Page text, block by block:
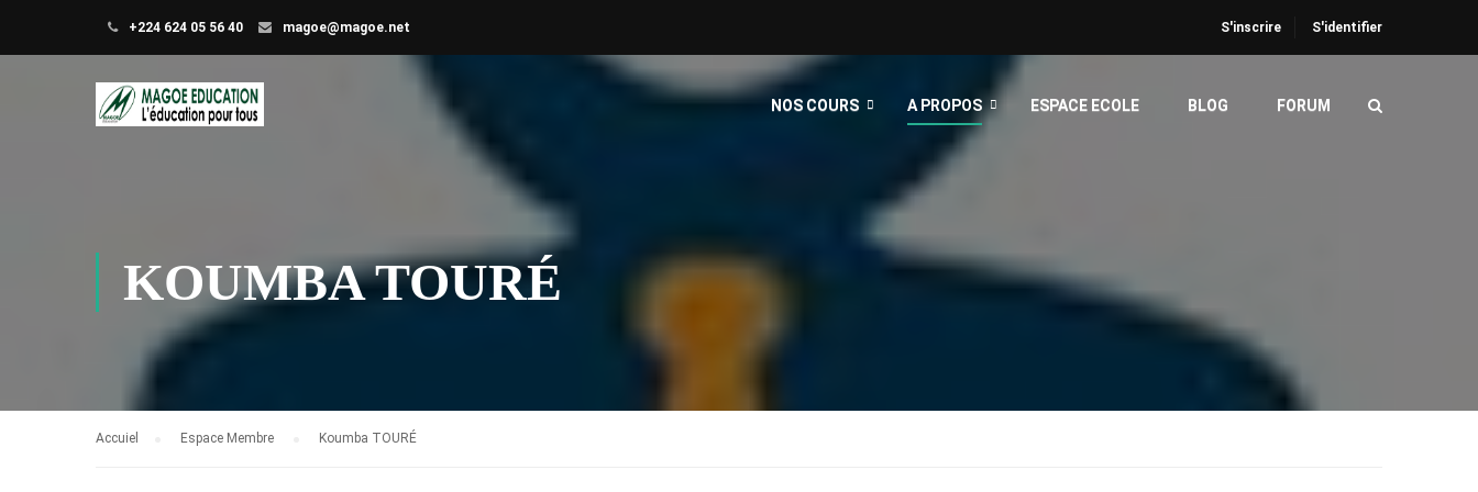
+224 624 05 56 40 magoe@magoe.net S'inscrire S'identifier
NOS COURS A PROPOS ESPACE ECOLE BLOG FORUM
KOUMBA TOURÉ
Accuiel Espace Membre Koumba TOURÉ